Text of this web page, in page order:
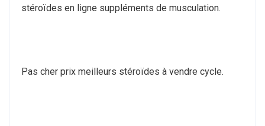
stéroïdes en ligne suppléments de musculation.
Pas cher prix meilleurs stéroïdes à vendre cycle.